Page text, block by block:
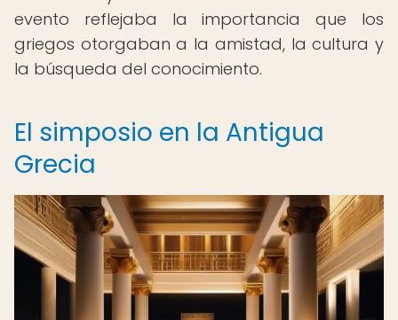
evento reflejaba la importancia que los
griegos otorgaban a la amistad, la cultura y
la búsqueda del conocimiento.
El simposio en la Antigua
Grecia